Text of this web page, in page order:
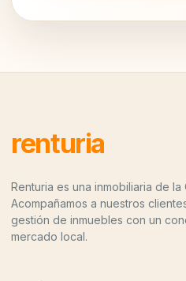
renturia
Renturia es una inmobiliaria de la
Acompañamos a nuestros
gestión de inmuebles con un
mercado local.